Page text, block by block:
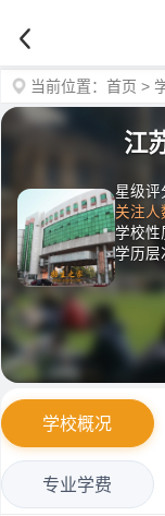
当前位置： 首页 >
江
星级评
关注人
学校性
学历层
学校概况
专业学费